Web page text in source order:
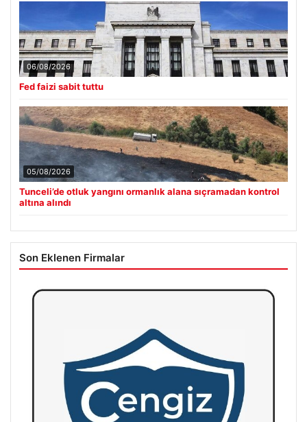
06/08/2026
Fed faizi sabit tuttu
05/08/2026
Tunceli’de otluk yangını ormanlık alana sıçramadan kontrol
altına alındı
Son Eklenen Firmalar